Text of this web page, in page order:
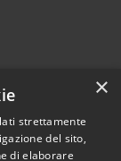
×
strettamente
del sito,
di elaborare